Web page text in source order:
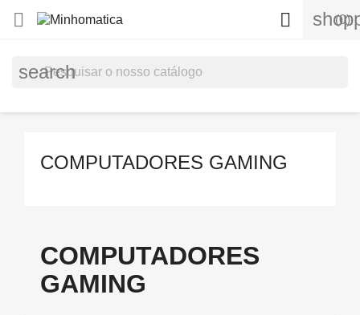
 (0)

search
COMPUTADORES GAMING
COMPUTADORES
GAMING